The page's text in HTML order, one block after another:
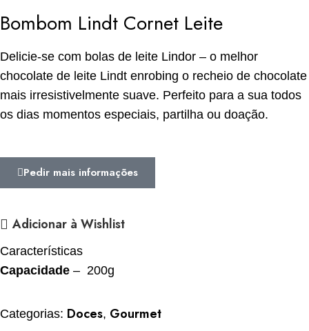
Bombom Lindt Cornet Leite
Delicie-se com bolas de leite Lindor – o melhor
chocolate de leite Lindt enrobing o recheio de chocolate
mais irresistivelmente suave. Perfeito para a sua todos
os dias momentos especiais, partilha ou doação.
Pedir mais informações
Adicionar à Wishlist
Características
Capacidade – 200g
Categorias: Doces, Gourmet